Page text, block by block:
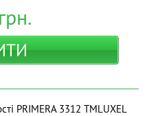
грн.
PRIMERA 3312 ТМLUXEL